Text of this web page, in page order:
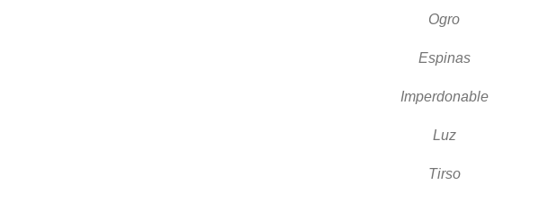
Ogro
Espinas
Imperdonable
Luz
Tirso